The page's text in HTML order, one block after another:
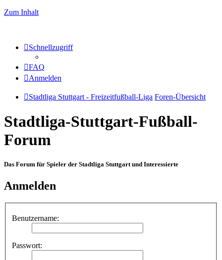
Zum Inhalt
Schnellzugriff
FAQ
Anmelden
Stadtliga Stuttgart - Freizeitfußball-Liga Foren-Übersicht
Stadtliga-Stuttgart-Fußball-
Forum
Das Forum für Spieler der Stadtliga Stuttgart und Interessierte
Anmelden
Benutzername:
Passwort: